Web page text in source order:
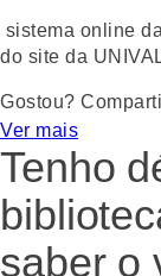
sistema online
do site da
Gostou?
Ver mais
Tenho
saber o